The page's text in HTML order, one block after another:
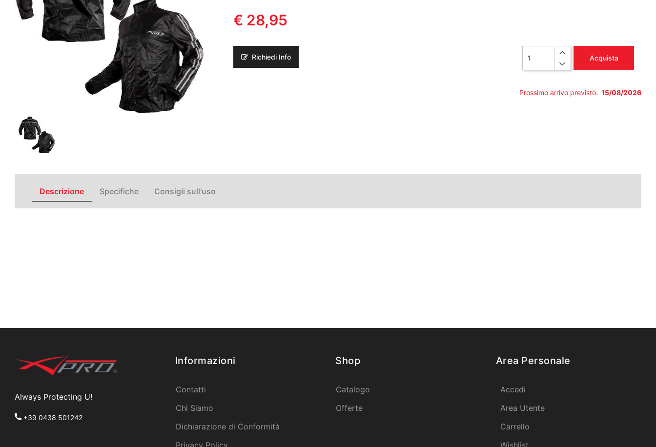
€ 28,95
Richiedi Info Acquista
Prossimo arrivo previsto: 15/08/2026
Descrizione Specifiche Consigli sull'uso
Always Protecting U!
+39 0438 501242
Informazioni
Contatti
Chi Siamo
Dichiarazione di Conformità
Privacy Policy
Shop
Catalogo
Offerte
Area Personale
Accedi
Area Utente
Carrello
Wishlist